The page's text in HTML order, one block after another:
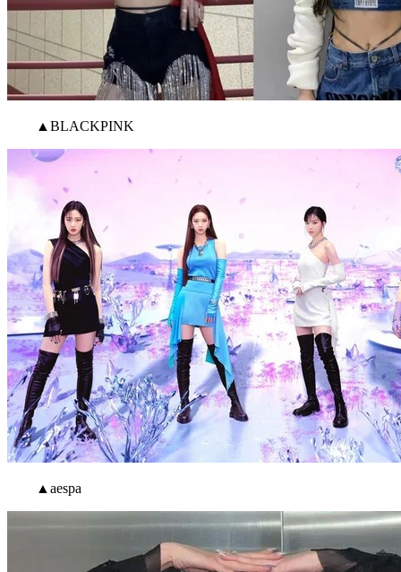
▲BLACKPINK
▲aespa